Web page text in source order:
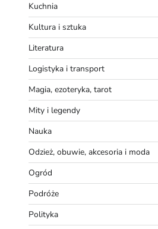
Kuchnia
Kultura i sztuka
Literatura
Logistyka i transport
Magia, ezoteryka, tarot
Mity i legendy
Nauka
Odzież, obuwie, akcesoria i moda
Ogród
Podróże
Polityka